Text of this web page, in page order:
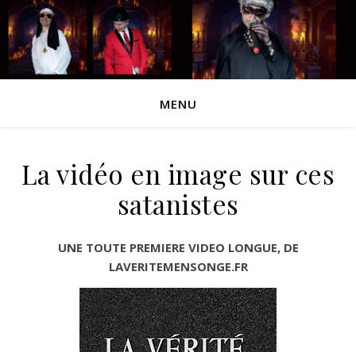
MENU
La vidéo en image sur ces
satanistes
UNE TOUTE PREMIERE VIDEO LONGUE, DE
LAVERITEMENSONGE.FR